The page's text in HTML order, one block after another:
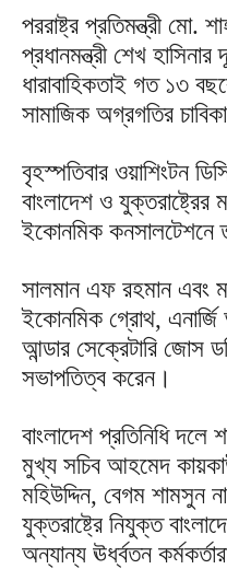
পররাষ্ট্র প্রতিমন্ত্রী মো.
প্রধানমন্ত্রী শেখ
ধারাবাহিকতাই গত ১৩
সামাজিক অগ্রগতির
বৃহস্পতিবার ওয়াশিংটন
বাংলাদেশ ও
ইকোনমিক কনসালটেশনে
সালমান এফ রহমান এবং
ইকোনমিক গ্রোথ, এনার্জি
আন্ডার সেক্রেটারি জোস
সভাপতিত্ব করেন।
বাংলাদেশ প্রতিনিধি দলে
মুখ্য সচিব আহমেদ
মহিউদ্দিন, বেগম শামসুন
যুক্তরাষ্ট্রে নিযুক্ত
অন্যান্য ঊর্ধ্বতন